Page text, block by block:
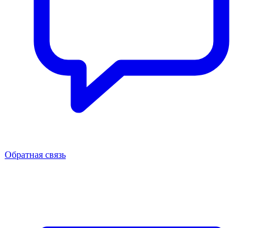
Обратная связь